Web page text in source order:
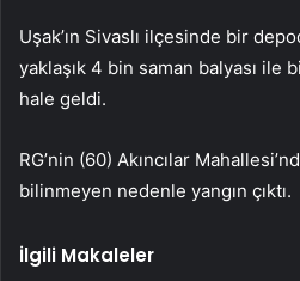
Uşak’ın Sivaslı ilçesinde bir
yaklaşık 4 bin saman balyası ile
hale geldi.
RG’nin (60) Akıncılar
bilinmeyen nedenle yangın çıktı.
İlgili Makaleler